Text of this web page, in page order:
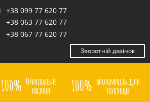
+38 099 77 620 77
+38 063 77 620 77
+38 067 77 620 77
Зворотній дзвінок
100% Оригінальне
насіння
100% анонімність для
покупців